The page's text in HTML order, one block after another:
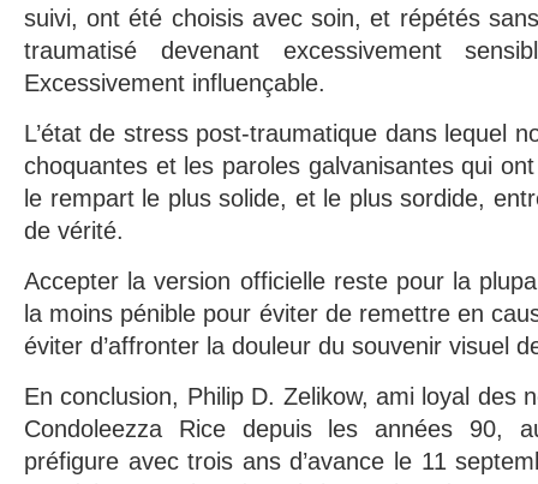
suivi, ont été choisis avec soin, et répétés
traumatisé devenant excessivement
Excessivement influençable.
L’état de stress post-traumatique dans lequel
choquantes et les paroles galvanisantes qui
le rempart le plus solide, et le plus sordide,
de vérité.
Accepter la version officielle reste pour la
la moins pénible pour éviter de remettre en
éviter d’affronter la douleur du souvenir visuel
En conclusion, Philip D. Zelikow, ami loyal des
Condoleezza Rice depuis les années 90,
préfigure avec trois ans d’avance le 11